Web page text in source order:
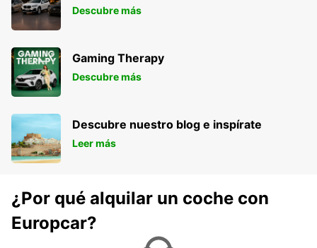
Descubre más
Gaming Therapy
Descubre más
Descubre nuestro blog e inspírate
Leer más
¿Por qué alquilar un coche con
Europcar?